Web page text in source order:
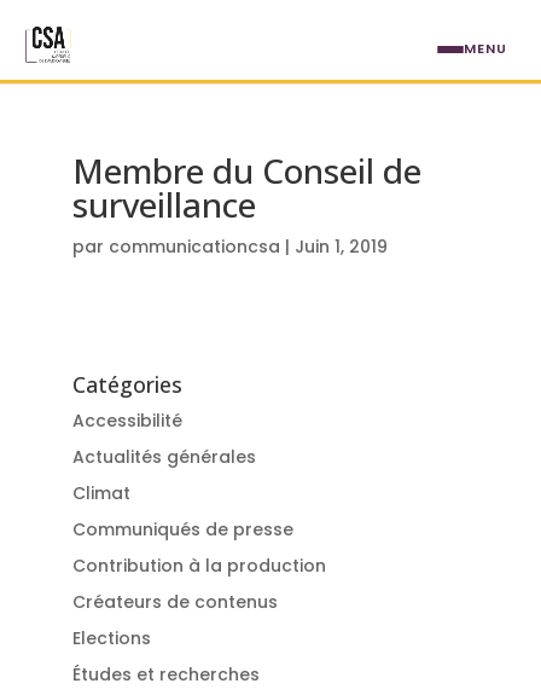
Membre du Conseil de
surveillance
par communicationcsa | Juin 1, 2019
Catégories
Accessibilité
Actualités générales
Climat
Communiqués de presse
Contribution à la production
Créateurs de contenus
Elections
Études et recherches
MENU